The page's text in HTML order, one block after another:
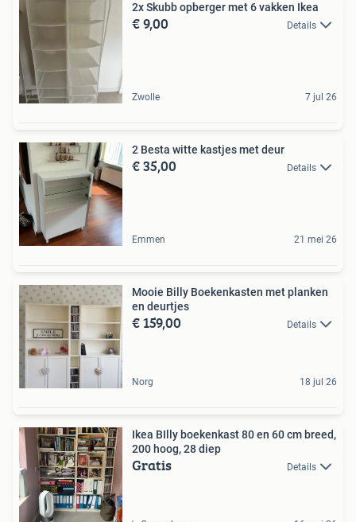
2x Skubb opberger met 6 vakken Ikea
€ 9,00 Details
Zwolle 7 jul 26
2 Besta witte kastjes met deur
€ 35,00 Details
Emmen 21 mei 26
Mooie Billy Boekenkasten met planken
en deurtjes
€ 159,00 Details
Norg 18 jul 26
Ikea BIlly boekenkast 80 en 60 cm breed,
200 hoog, 28 diep
Gratis Details